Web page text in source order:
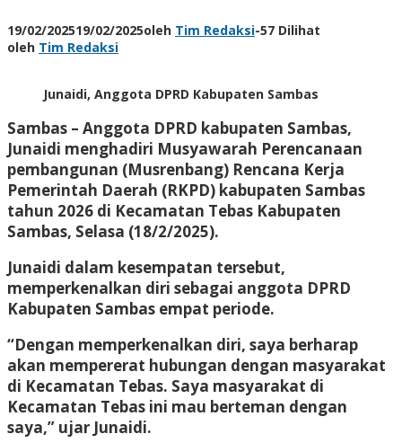
19/02/202519/02/2025oleh Tim Redaksi-57 Dilihat
oleh Tim Redaksi
Junaidi, Anggota DPRD Kabupaten Sambas
Sambas – Anggota DPRD kabupaten Sambas,
Junaidi menghadiri Musyawarah Perencanaan
pembangunan (Musrenbang) Rencana Kerja
Pemerintah Daerah (RKPD) kabupaten Sambas
tahun 2026 di Kecamatan Tebas Kabupaten
Sambas, Selasa (18/2/2025).
Junaidi dalam kesempatan tersebut,
memperkenalkan diri sebagai anggota DPRD
Kabupaten Sambas empat periode.
“Dengan memperkenalkan diri, saya berharap
akan mempererat hubungan dengan masyarakat
di Kecamatan Tebas. Saya masyarakat di
Kecamatan Tebas ini mau berteman dengan
saya,” ujar Junaidi.